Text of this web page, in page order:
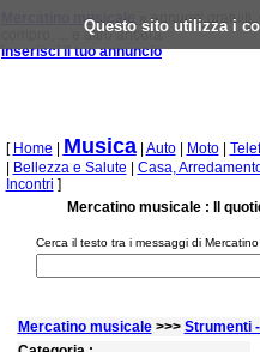
Questo sito utilizza i
Mercatino musicale » annunci gratuiti,
compro, ... e altro ancora
inserisci il tuo annuncio
[ Home Musica| Auto| Moto|
Bellezza e Salute Casa,
Incontri ]
Mercatino musicale : Il
Cerca il testo tra i messaggi di
Mercatino musicale>>> Strumenti